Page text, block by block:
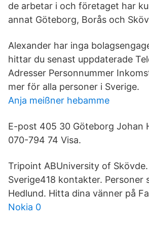
de arbetar i och företaget har
annat Göteborg, Borås och
Alexander har inga
hittar du senast uppdaterade
Adresser Personnummer
mer för alla personer i Sverige.
Anja meißner hebamme
E-post 405 30 Göteborg Johan
070-794 74 Visa.
Tripoint ABUniversity of
Sverige418 kontakter. Personer
Hedlund. Hitta dina vänner på
Nokia 0